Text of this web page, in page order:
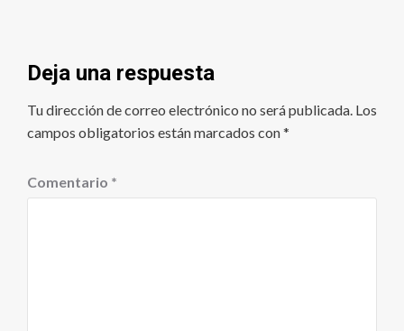
Deja una respuesta
Tu dirección de correo electrónico no será publicada. Los
campos obligatorios están marcados con*
Comentario *